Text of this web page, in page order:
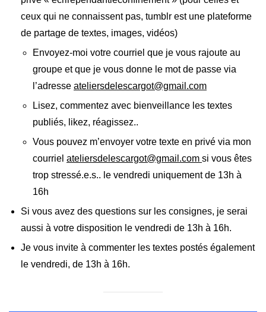
ceux qui ne connaissent pas, tumblr est une plateforme
de partage de textes, images, vidéos)
Envoyez-moi votre courriel que je vous rajoute au
groupe et que je vous donne le mot de passe via
l’adresse ateliersdelescargot@gmail.com
Lisez, commentez avec bienveillance les textes
publiés, likez, réagissez..
Vous pouvez m’envoyer votre texte en privé via mon
courriel ateliersdelescargot@gmail.com si vous êtes
trop stressé.e.s.. le vendredi uniquement de 13h à
16h
Si vous avez des questions sur les consignes, je serai
aussi à votre disposition le vendredi de 13h à 16h.
Je vous invite à commenter les textes postés également
le vendredi, de 13h à 16h.